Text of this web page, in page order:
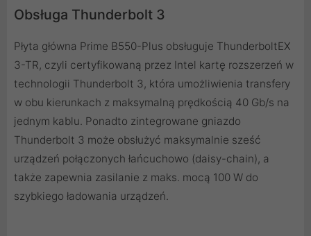
Obsługa Thunderbolt 3
Płyta główna Prime B550-Plus obsługuje ThunderboltEX
3-TR, czyli certyfikowaną przez Intel kartę rozszerzeń w
technologii Thunderbolt 3, która umożliwienia transfery
w obu kierunkach z maksymalną prędkością 40 Gb/s na
jednym kablu. Ponadto zintegrowane gniazdo
Thunderbolt 3 może obsłużyć maksymalnie sześć
urządzeń połączonych łańcuchowo (daisy-chain), a
także zapewnia zasilanie z maks. mocą 100 W do
szybkiego ładowania urządzeń.